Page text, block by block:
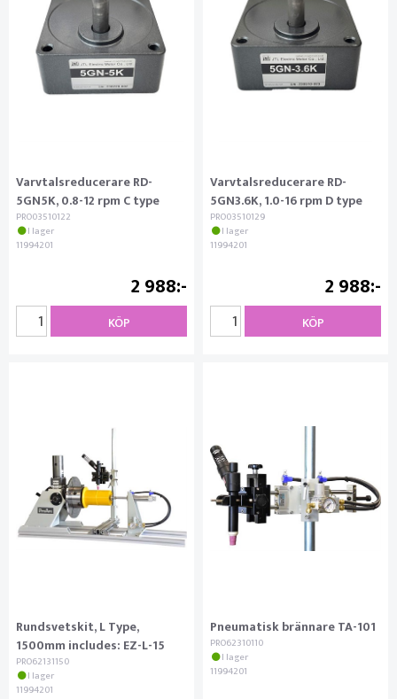
Varvtalsreducerare RD-
5GN5K, 0.8-12 rpm C type
PRO03510122
I lager
11994201
2 988
KÖP
Varvtalsreducerare RD-
5GN3.6K, 1.0-16 rpm D type
PRO03510129
I lager
11994201
2 988
KÖP
Rundsvetskit, L Type,
1500mm includes: EZ-L-15
PRO62131150
I lager
11994201
Pneumatisk brännare TA-101
PRO62310110
I lager
11994201